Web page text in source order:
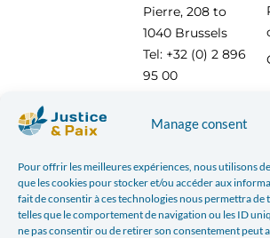
Manage consent
Pour offrir les meilleures expériences, nous utilisons
que les cookies pour stocker et/ou accéder aux
fait de consentir à ces technologies nous permettra de
telles que le comportement de navigation ou les ID
ne pas consentir ou de retirer son consentement peut
Pierre, 208 to
1040 Brussels
Tel: +32 (0) 2 896
95 00
With the support of :